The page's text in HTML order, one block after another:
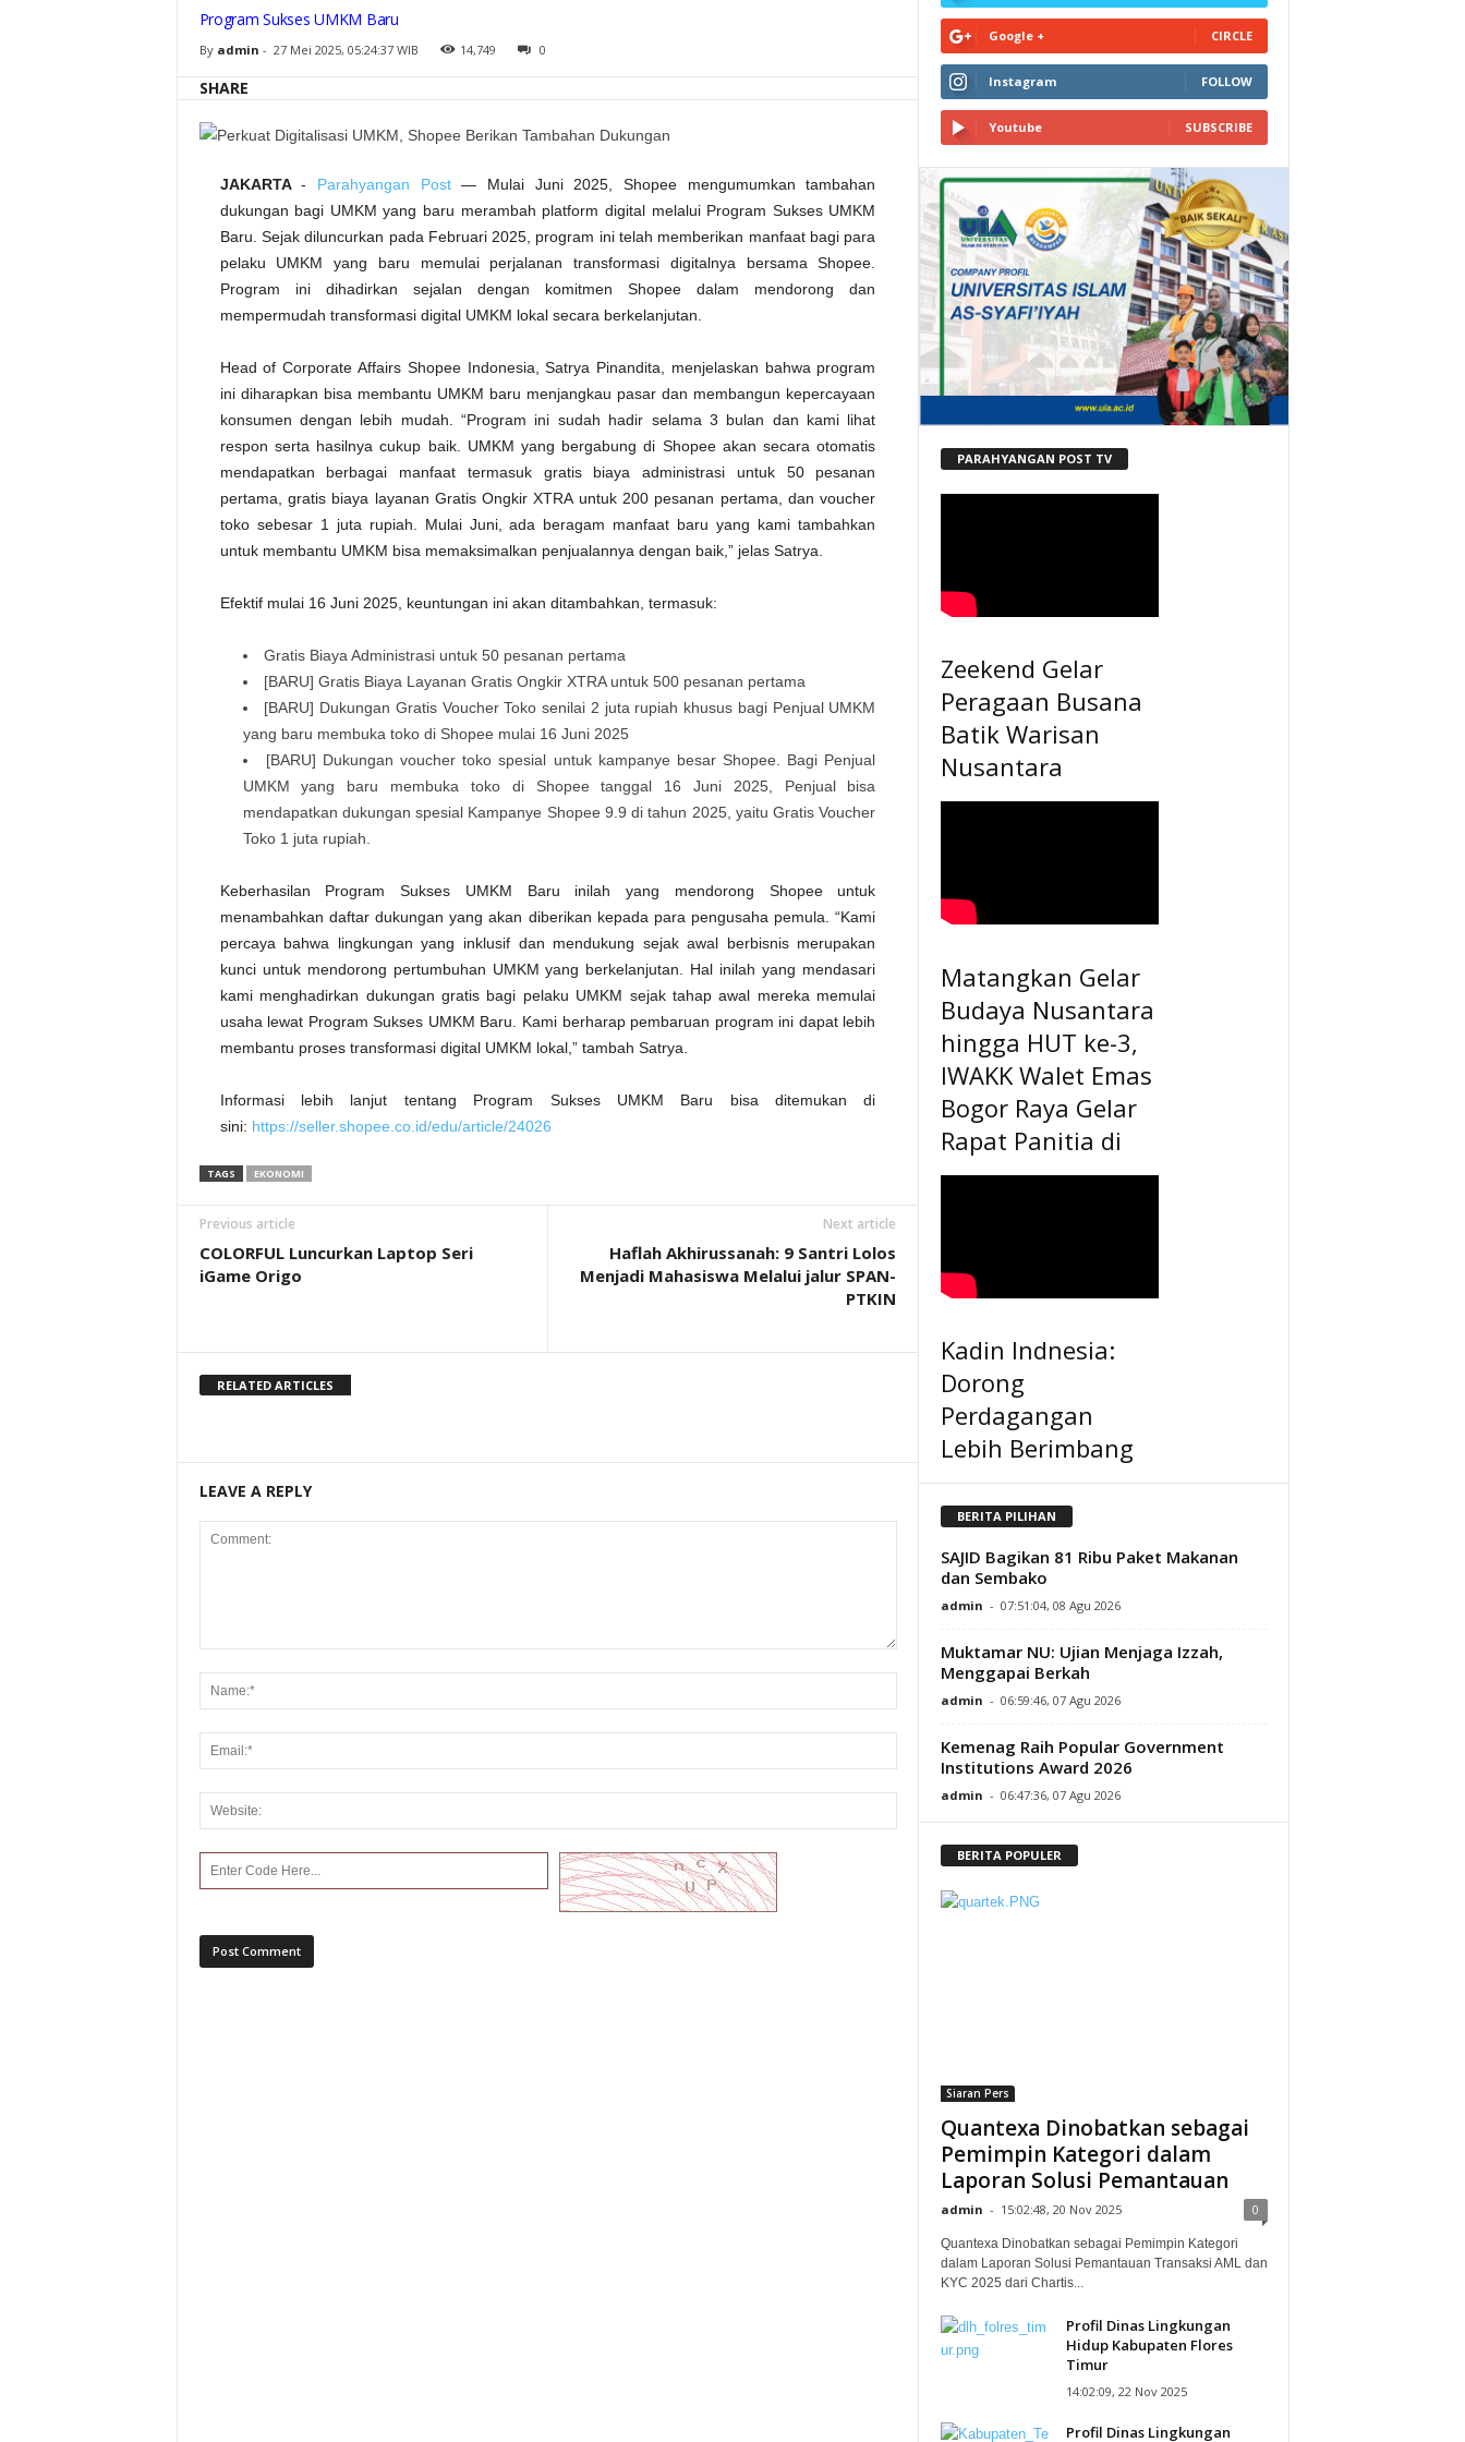
T
a
Program Sukses UMKM Baru
By admin - 27 Mei 2025, 05:24:37 WIB 14,749 0
SHARE
JAKARTA- Parahyangan Post— Mulai Juni 2025, Shopee mengumumkan tambahan
dukungan bagi UMKM yang baru merambah platform digital melalui Program Sukses UMKM
Baru. Sejak diluncurkan pada Februari 2025, program ini telah memberikan manfaat bagi para
pelaku UMKM yang baru memulai perjalanan transformasi digitalnya bersama Shopee.
Program ini dihadirkan sejalan dengan komitmen Shopee dalam mendorong dan
mempermudah transformasi digital UMKM lokal secara berkelanjutan.
Head of Corporate Affairs Shopee Indonesia, Satrya Pinandita, menjelaskan bahwa program
ini diharapkan bisa membantu UMKM baru menjangkau pasar dan membangun kepercayaan
konsumen dengan lebih mudah. “Program ini sudah hadir selama 3 bulan dan kami lihat
respon serta hasilnya cukup baik. UMKM yang bergabung di Shopee akan secara otomatis
mendapatkan berbagai manfaat termasuk gratis biaya administrasi untuk 50 pesanan
pertama, gratis biaya layanan Gratis Ongkir XTRA untuk 200 pesanan pertama, dan voucher
toko sebesar 1 juta rupiah. Mulai Juni, ada beragam manfaat baru yang kami tambahkan
untuk membantu UMKM bisa memaksimalkan penjualannya dengan baik,” jelas Satrya.
Efektif mulai 16 Juni 2025, keuntungan ini akan ditambahkan, termasuk:
Gratis Biaya Administrasi untuk 50 pesanan pertama
[BARU] Gratis Biaya Layanan Gratis Ongkir XTRA untuk 500 pesanan pertama
[BARU] Dukungan Gratis Voucher Toko senilai 2 juta rupiah khusus bagi Penjual UMKM
yang baru membuka toko di Shopee mulai 16 Juni 2025
[BARU] Dukungan voucher toko spesial untuk kampanye besar Shopee. Bagi Penjual
UMKM yang baru membuka toko di Shopee tanggal 16 Juni 2025, Penjual bisa
mendapatkan dukungan spesial Kampanye Shopee 9.9 di tahun 2025, yaitu Gratis Voucher
Toko 1 juta rupiah.
Keberhasilan Program Sukses UMKM Baru inilah yang mendorong Shopee untuk
menambahkan daftar dukungan yang akan diberikan kepada para pengusaha pemula. “Kami
percaya bahwa lingkungan yang inklusif dan mendukung sejak awal berbisnis merupakan
kunci untuk mendorong pertumbuhan UMKM yang berkelanjutan. Hal inilah yang mendasari
kami menghadirkan dukungan gratis bagi pelaku UMKM sejak tahap awal mereka memulai
usaha lewat Program Sukses UMKM Baru. Kami berharap pembaruan program ini dapat lebih
membantu proses transformasi digital UMKM lokal,” tambah Satrya.
Informasi lebih lanjut tentang Program Sukses UMKM Baru bisa ditemukan di
sini: https://seller.shopee.co.id/edu/article/24026
TAGS EKONOMI
Previous article
COLORFUL Luncurkan Laptop Seri
iGame Origo
Next article
Haflah Akhirussanah: 9 Santri Lolos
Menjadi Mahasiswa Melalui jalur SPAN-
PTKIN
RELATED ARTICLES
LEAVE A REPLY
Google + CIRCLE
Instagram FOLLOW
Youtube SUBSCRIBE
PARAHYANGAN POST TV
Zeekend Gelar
Peragaan Busana
Batik Warisan
Nusantara
Matangkan Gelar
Budaya Nusantara
hingga HUT ke-3,
IWAKK Walet Emas
Bogor Raya Gelar
Rapat Panitia di
Kadin Indnesia:
Dorong
Perdagangan
Lebih Berimbang
BERITA PILIHAN
SAJID Bagikan 81 Ribu Paket Makanan
dan Sembako
admin - 07:51:04, 08 Agu 2026
Muktamar NU: Ujian Menjaga Izzah,
Menggapai Berkah
admin - 06:59:46, 07 Agu 2026
Kemenag Raih Popular Government
Institutions Award 2026
admin - 06:47:36, 07 Agu 2026
BERITA POPULER
Siaran Pers
Quantexa Dinobatkan sebagai
Pemimpin Kategori dalam
Laporan Solusi Pemantauan
admin - 15:02:48, 20 Nov 2025 0
Quantexa Dinobatkan sebagai Pemimpin Kategori
dalam Laporan Solusi Pemantauan Transaksi AML dan
KYC 2025 dari Chartis...
Profil Dinas Lingkungan
Hidup Kabupaten Flores
Timur
14:02:09, 22 Nov 2025
Profil Dinas Lingkungan